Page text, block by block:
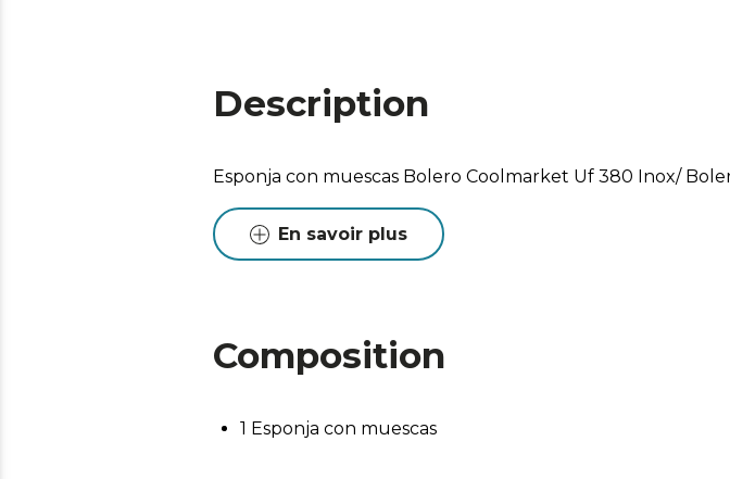
Description
Esponja con muescas Bolero Coolmarket Uf 380 Inox/
En savoir plus
Composition
1 Esponja con muescas